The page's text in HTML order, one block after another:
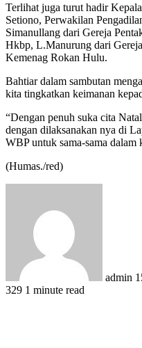
Terlihat juga turut hadir
Setiono, Perwakilan
Simanullang dari Gereja
Hkbp, L.Manurung dari
Kemenag Rokan Hulu.
Bahtiar dalam sambutan
kita tingkatkan keimanan
“Dengan penuh suka cita
dengan dilaksanakan nya di
WBP untuk sama-sama
(Humas./red)
admin
329 1 minute read